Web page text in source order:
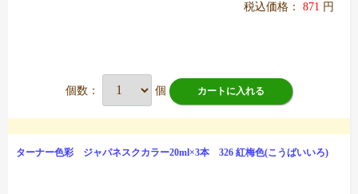
税込価格： 871 円
個数： 個 カートに入れる
ターナー色彩 ジャパネスクカラー20ml×3本 326 紅梅色(こうばいいろ)